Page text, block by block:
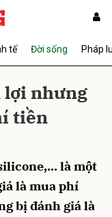
tế Đời sống Pháp
lợi nhưng
tiền
là một
là mua phí
bị đánh giá là
Hủy Gửi